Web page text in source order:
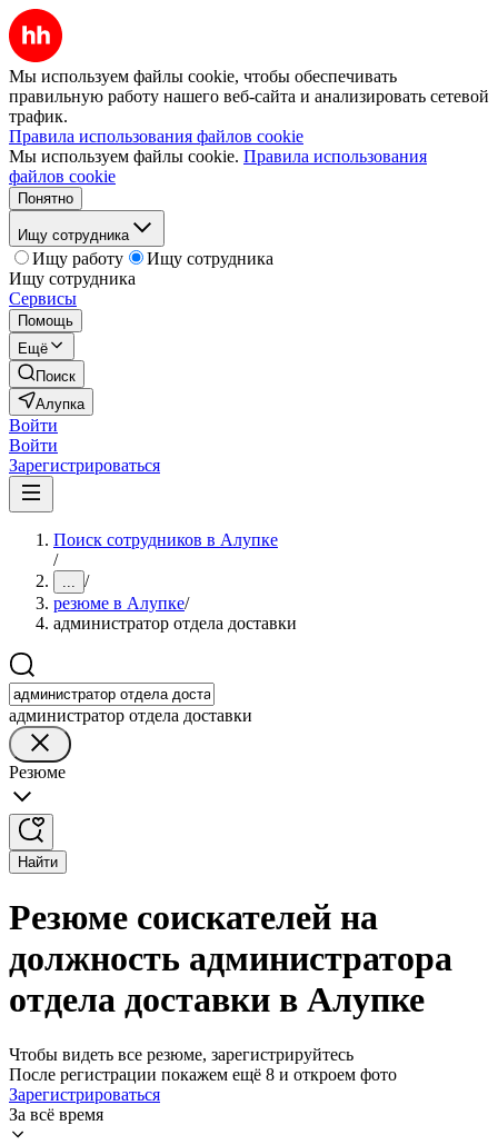
Мы используем файлы cookie, чтобы обеспечивать
правильную работу нашего веб-сайта и анализировать сетевой
трафик.
Правила использования файлов cookie
Мы используем файлы cookie. Правила использования
файлов cookie
Понятно
Ищу сотрудника
Ищу работу
Ищу сотрудника
Ищу сотрудника
Сервисы
Помощь
Ещё
Поиск
Алупка
Войти
Войти
Зарегистрироваться
Поиск сотрудников в Алупке
/
... /
резюме в Алупке/
администратор отдела доставки
администратор отдела доставки
Резюме
Найти
Резюме соискателей на
должность администратора
отдела доставки в Алупке
Чтобы видеть все резюме, зарегистрируйтесь
После регистрации покажем ещё 8 и откроем фото
Зарегистрироваться
За всё время